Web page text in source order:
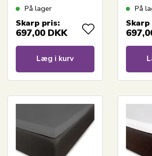
Splitlængde 90 cm -
topmadras - Borås
På lager
Skarp pris:
697,00 DKK
Læg i kurv
På